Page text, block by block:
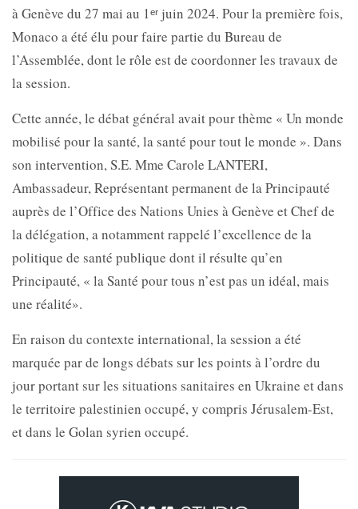
à Genève du 27 mai au 1ᵉʳ juin 2024. Pour la première fois,
Monaco a été élu pour faire partie du Bureau de
l’Assemblée, dont le rôle est de coordonner les travaux de
la session.
Cette année, le débat général avait pour thème « Un monde
mobilisé pour la santé, la santé pour tout le monde ». Dans
son intervention, S.E. Mme Carole LANTERI,
Ambassadeur, Représentant permanent de la Principauté
auprès de l’Office des Nations Unies à Genève et Chef de
la délégation, a notamment rappelé l’excellence de la
politique de santé publique dont il résulte qu’en
Principauté, « la Santé pour tous n’est pas un idéal, mais
une réalité».
En raison du contexte international, la session a été
marquée par de longs débats sur les points à l’ordre du
jour portant sur les situations sanitaires en Ukraine et dans
le territoire palestinien occupé, y compris Jérusalem-Est,
et dans le Golan syrien occupé.